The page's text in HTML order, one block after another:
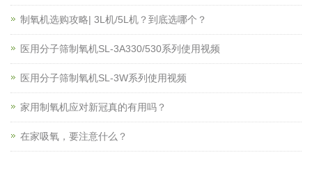
制氧机选购攻略| 3L机/5L机？到底选哪个？
医用分子筛制氧机SL-3A330/530系列使用视频
医用分子筛制氧机SL-3W系列使用视频
家用制氧机应对新冠真的有用吗？
在家吸氧，要注意什么？